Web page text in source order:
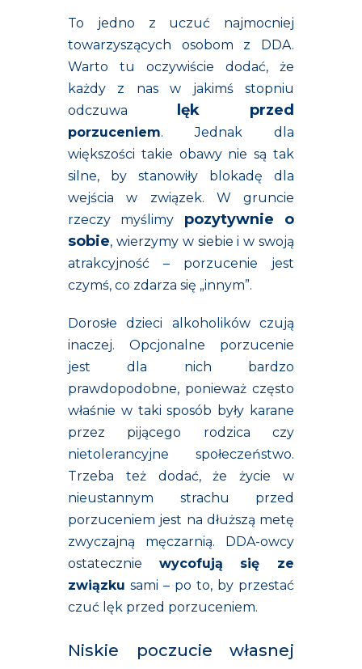
To jedno z uczuć najmocniej
towarzyszących osobom z DDA.
Warto tu oczywiście dodać, że
każdy z nas w jakimś stopniu
odczuwa
lęk przed
porzuceniem. Jednak dla
większości takie obawy nie są tak
silne, by stanowiły blokadę dla
wejścia w związek. W gruncie
rzeczy myślimy pozytywnie o
sobie, wierzymy w siebie i w swoją
atrakcyjność – porzucenie jest
czymś, co zdarza się „innym”.
Dorosłe dzieci alkoholików czują
inaczej. Opcjonalne porzucenie
jest dla nich bardzo
prawdopodobne, ponieważ często
właśnie w taki sposób były karane
przez pijącego rodzica czy
nietolerancyjne społeczeństwo.
Trzeba też dodać, że życie w
nieustannym strachu przed
porzuceniem jest na dłuższą metę
zwyczajną męczarnią. DDA-owcy
ostatecznie wycofują się ze
związku sami – po to, by przestać
czuć lęk przed porzuceniem.
Niskie poczucie własnej